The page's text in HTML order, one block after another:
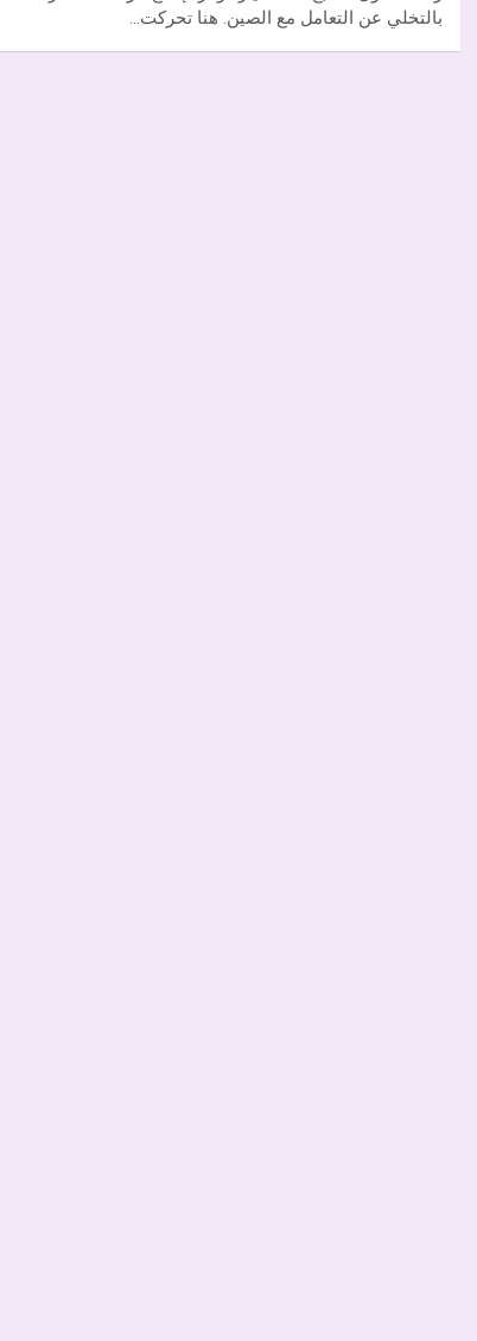
بالتخلي عن التعامل مع الصين. هنا تحركت…